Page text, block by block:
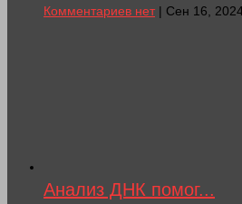
Комментариев нет| Сен 16,
Анализ ДНК помог...